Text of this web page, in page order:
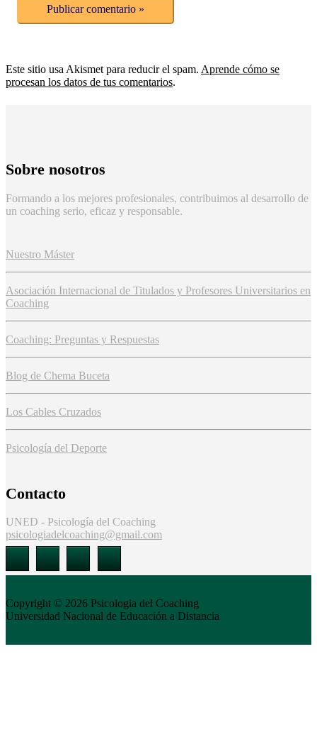
Este sitio usa Akismet para reducir el spam. Aprende cómo se
procesan los datos de tus comentarios.
Sobre nosotros
Formando a los mejores profesionales, contribuimos al desarrollo de
un coaching serio, eficaz y responsable.
Nuestro Máster
Asociación Internacional de Titulados y Profesores Universitarios en
Coaching
Coaching: Preguntas y Respuestas
Blog de Chema Buceta
Los Cables Cruzados
Psicología del Deporte
Contacto
UNED - Psicología del Coaching
psicologiadelcoaching@gmail.com
Copyright © 2026 Psicologia del Coaching
Universidad Nacional de Educación a Distancia